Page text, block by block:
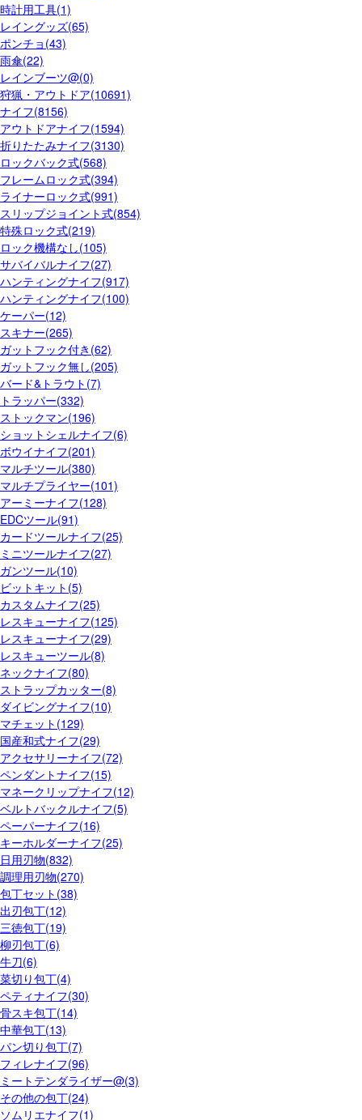
時計用工具(1)
レイングッズ(65)
ポンチョ(43)
雨傘(22)
レインブーツ@(0)
狩猟・アウトドア(10691)
ナイフ(8156)
アウトドアナイフ(1594)
折りたたみナイフ(3130)
ロックバック式(568)
フレームロック式(394)
ライナーロック式(991)
スリップジョイント式(854)
特殊ロック式(219)
ロック機構なし(105)
サバイバルナイフ(27)
ハンティングナイフ(917)
ハンティングナイフ(100)
ケーパー(12)
スキナー(265)
ガットフック付き(62)
ガットフック無し(205)
バード&トラウト(7)
トラッパー(332)
ストックマン(196)
ショットシェルナイフ(6)
ボウイナイフ(201)
マルチツール(380)
マルチプライヤー(101)
アーミーナイフ(128)
EDCツール(91)
カードツールナイフ(25)
ミニツールナイフ(27)
ガンツール(10)
ビットキット(5)
カスタムナイフ(25)
レスキューナイフ(125)
レスキューナイフ(29)
レスキューツール(8)
ネックナイフ(80)
ストラップカッター(8)
ダイビングナイフ(10)
マチェット(129)
国産和式ナイフ(29)
アクセサリーナイフ(72)
ペンダントナイフ(15)
マネークリップナイフ(12)
ベルトバックルナイフ(5)
ペーパーナイフ(16)
キーホルダーナイフ(25)
日用刃物(832)
調理用刃物(270)
包丁セット(38)
出刃包丁(12)
三徳包丁(19)
柳刃包丁(6)
牛刀(6)
菜切り包丁(4)
ペティナイフ(30)
骨スキ包丁(14)
中華包丁(13)
パン切り包丁(7)
フィレナイフ(96)
ミートテンダライザー@(3)
その他の包丁(24)
ソムリエナイフ(1)